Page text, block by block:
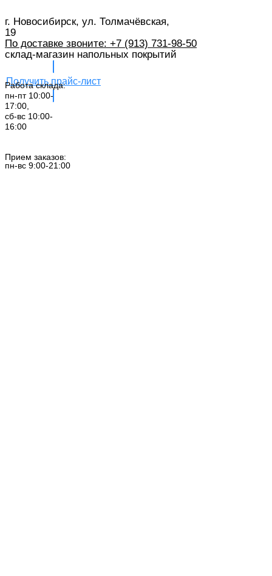
г. Новосибирск, ул. Толмачёвская,
19
По доставке звоните: +7 (913) 731-98-50‬
склад-магазин напольных покрытий
Получить прайс-лист
Работа склада:
пн-пт 10:00-
17:00,
сб-вс 10:00-
16:00
Прием заказов:
пн-вс 9:00-21:00